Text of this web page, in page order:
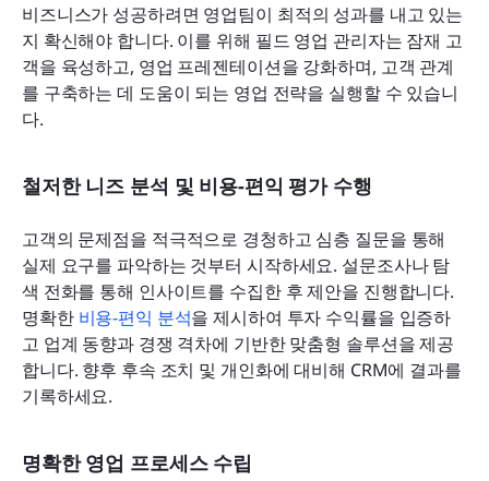
비즈니스가 성공하려면 영업팀이 최적의 성과를 내고 있는
지 확신해야 합니다. 이를 위해 필드 영업 관리자는 잠재 고
객을 육성하고, 영업 프레젠테이션을 강화하며, 고객 관계
를 구축하는 데 도움이 되는 영업 전략을 실행할 수 있습니
다.
철저한 니즈 분석 및 비용-편익 평가 수행
고객의 문제점을 적극적으로 경청하고 심층 질문을 통해
실제 요구를 파악하는 것부터 시작하세요. 설문조사나 탐
색 전화를 통해 인사이트를 수집한 후 제안을 진행합니다.
명확한 비용-편익 분석을 제시하여 투자 수익률을 입증하
고 업계 동향과 경쟁 격차에 기반한 맞춤형 솔루션을 제공
합니다. 향후 후속 조치 및 개인화에 대비해 CRM에 결과를
기록하세요.
명확한 영업 프로세스 수립